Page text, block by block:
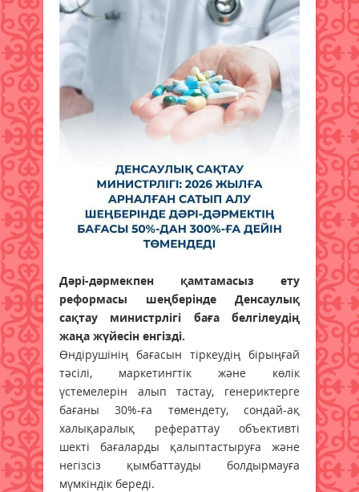
Дәрі-дәрмекпен қамтамасыз ету
реформасы шеңберінде Денсаулық
сақтау министрлігі баға белгілеудің
жаңа жүйесін енгізді.
Өндірушінің бағасын тіркеудің бірыңғай
тәсілі, маркетингтік және көлік
үстемелерін алып тастау, генериктерге
бағаны 30%-ға төмендету, сондай-ақ
халықаралық рефераттау объективті
шекті бағаларды қалыптастыруға және
негізсіз қымбаттауды болдырмауға
мүмкіндік береді.